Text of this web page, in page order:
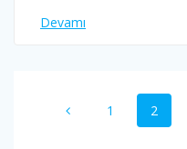
Devamı
dolaşımı
Sayfa
1 Sayfa
2